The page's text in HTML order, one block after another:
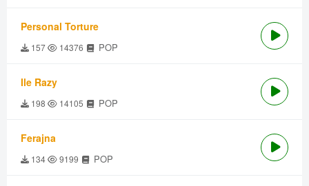
Personal Torture
157 14376 POP
Ile Razy
198 14105 POP
Ferajna
134 9199 POP